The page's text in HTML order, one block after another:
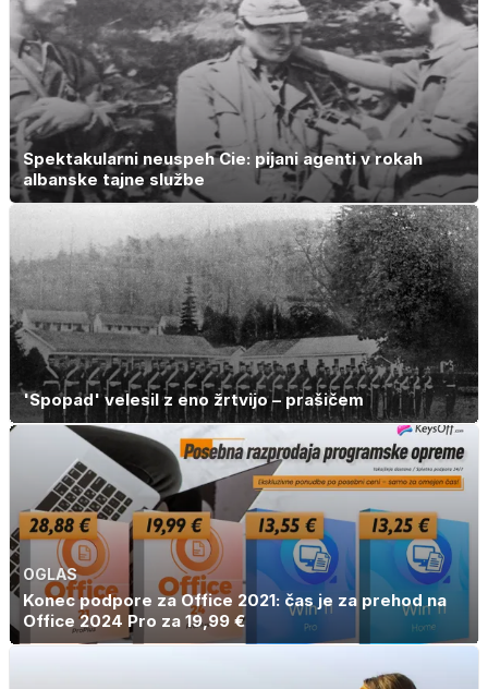
Spektakularni neuspeh Cie: pijani agenti v rokah
albanske tajne službe
'Spopad' velesil z eno žrtvijo – prašičem
OGLAS
Konec podpore za Office 2021: čas je za prehod na
Office 2024 Pro za 19,99 €